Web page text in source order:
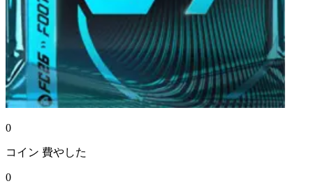
0
コイン 費やした
0